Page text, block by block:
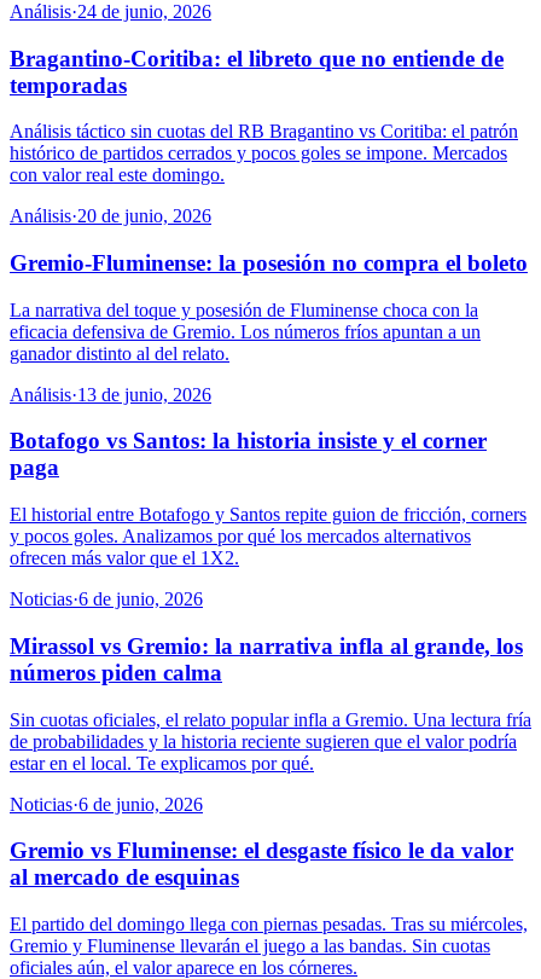
Análisis·24 de junio, 2026
Bragantino-Coritiba: el libreto que no entiende de
temporadas
Análisis táctico sin cuotas del RB Bragantino vs Coritiba: el patrón
histórico de partidos cerrados y pocos goles se impone. Mercados
con valor real este domingo.
Análisis·20 de junio, 2026
Gremio-Fluminense: la posesión no compra el boleto
La narrativa del toque y posesión de Fluminense choca con la
eficacia defensiva de Gremio. Los números fríos apuntan a un
ganador distinto al del relato.
Análisis·13 de junio, 2026
Botafogo vs Santos: la historia insiste y el corner
paga
El historial entre Botafogo y Santos repite guion de fricción, corners
y pocos goles. Analizamos por qué los mercados alternativos
ofrecen más valor que el 1X2.
Noticias·6 de junio, 2026
Mirassol vs Gremio: la narrativa infla al grande, los
números piden calma
Sin cuotas oficiales, el relato popular infla a Gremio. Una lectura fría
de probabilidades y la historia reciente sugieren que el valor podría
estar en el local. Te explicamos por qué.
Noticias·6 de junio, 2026
Gremio vs Fluminense: el desgaste físico le da valor
al mercado de esquinas
El partido del domingo llega con piernas pesadas. Tras su miércoles,
Gremio y Fluminense llevarán el juego a las bandas. Sin cuotas
oficiales aún, el valor aparece en los córneres.